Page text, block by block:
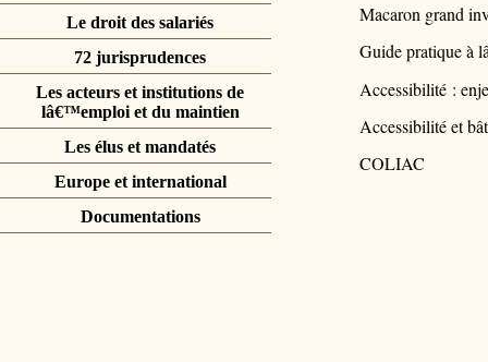
Le droit des salariés
72 jurisprudences
Les acteurs et institutions de
lâ€™emploi et du maintien
Les élus et mandatés
Europe et international
Documentations
Macaron grand
Guide pratique à
Accessibilité :
Accessibilité et
COLIAC